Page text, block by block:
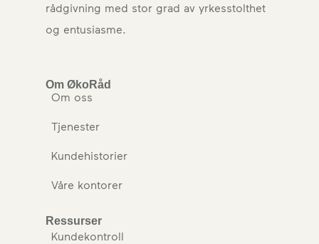
rådgivning med stor grad av yrkesstolthet
og entusiasme.
Om ØkoRåd
Om oss
Tjenester
Kundehistorier
Våre kontorer
Ressurser
Kundekontroll